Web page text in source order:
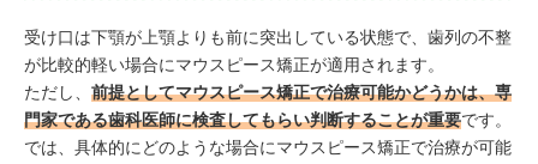
受け口は下顎が上顎よりも前に突出している状態で、歯列の不整
が比較的軽い場合にマウスピース矯正が適用されます。
ただし、 前提としてマウスピース矯正で治療可能かどうかは、専
門家である歯科医師に検査してもらい判断することが重要です。
では、具体的にどのような場合にマウスピース矯正で治療が可能